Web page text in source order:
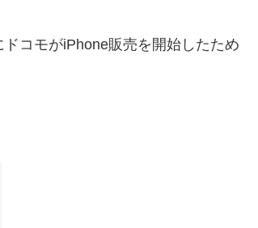
コモがiPhone販売を開始したため